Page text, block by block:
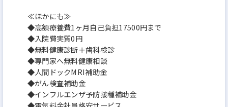
≪ほかにも≫
◆高額療養費1ヶ月自己負担17500円まで
◆入院費実質0円
◆無料健康診断＋歯科検診
◆専門家へ無料健康相談
◆人間ドックMRI補助金
◆がん検査補助金
◆インフルエンザ予防接種補助金